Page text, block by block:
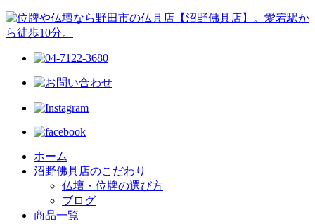
ホーム
沼野佛具店のこだわり
仏壇・位牌の選び方
ブログ
商品一覧